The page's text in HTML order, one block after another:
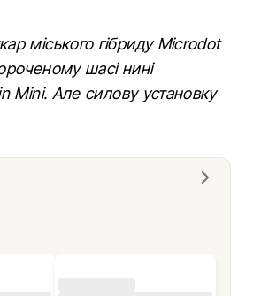
міського гібриду Microdot
шасі нині
Mini. Але силову установку